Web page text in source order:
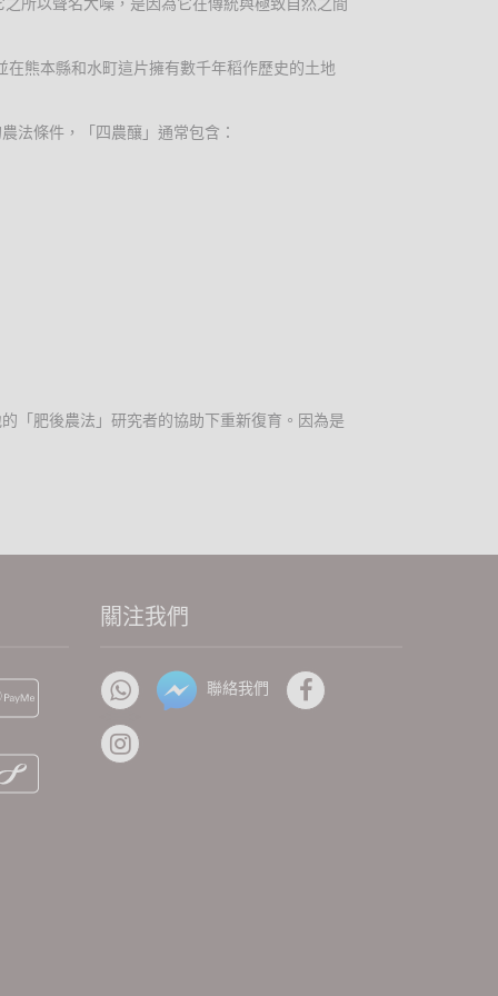
熊本縣和水町這片擁有數千年稻作歷史的土地
法條件，「四農釀」通常包含：
「肥後農法」研究者的協助下重新復育。因為是
關注我們
聯絡我們